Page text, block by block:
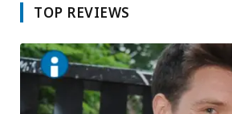
TOP REVIEWS